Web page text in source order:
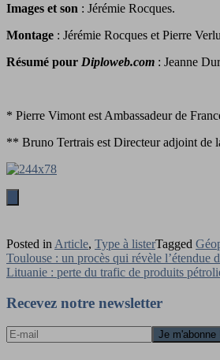
Images et son : Jérémie Rocques.
Montage : Jérémie Rocques et Pierre
Résumé pour Diploweb.com : Jeanne
* Pierre Vimont est Ambassadeur de
** Bruno Tertrais est Directeur adjoint de
Posted in Article, Type à listerTagged
Navigation
de
l’article
Toulouse : un procès qui révèle l’étendue
Lituanie : perte du trafic de produits
Recevez notre newsletter